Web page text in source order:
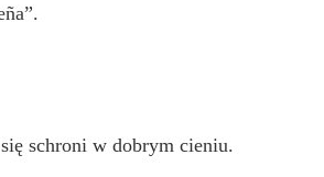
schroni w dobrym cieniu.